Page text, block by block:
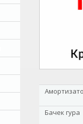
Бачек гура